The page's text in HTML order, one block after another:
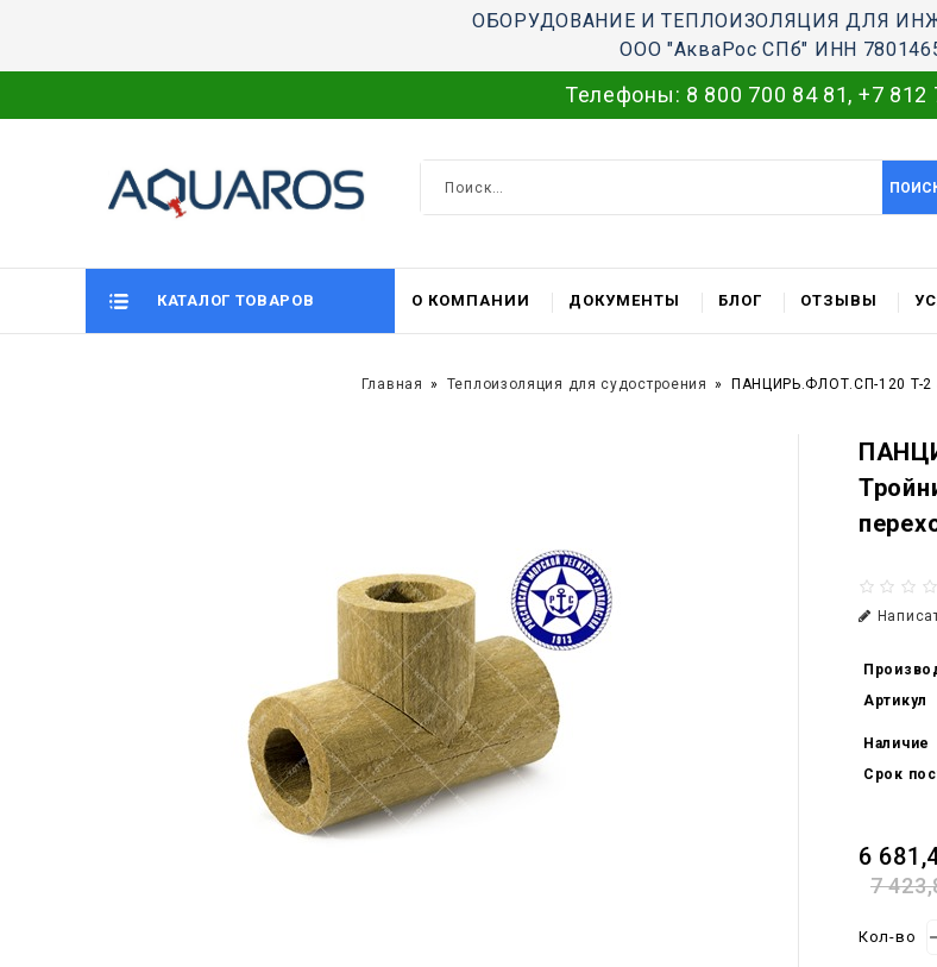
ОБОРУДОВАНИЕ И ТЕПЛОИЗОЛЯЦИЯ ДЛЯ
ООО "АкваРос СПб" ИНН
Телефоны: 8 800 700 84 81, +7 812
КАТАЛОГ ТОВАРОВ О КОМПАНИИ ДОКУМЕНТЫ БЛОГ ОТЗЫВЫ
Главная Теплоизоляция для судостроения ПАНЦИРЬ.ФЛОТ.СП-120 T-2
Артикул
Наличие
Срок
6
7
Кол-во